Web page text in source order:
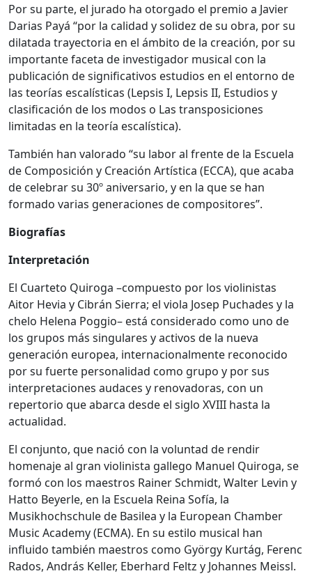
Por su parte, el jurado ha otorgado el premio a Javier
Darias Payá “por la calidad y solidez de su obra, por su
dilatada trayectoria en el ámbito de la creación, por su
importante faceta de investigador musical con la
publicación de significativos estudios en el entorno de
las teorías escalísticas (Lepsis I, Lepsis II, Estudios y
clasificación de los modos o Las transposiciones
limitadas en la teoría escalística).
También han valorado “su labor al frente de la Escuela
de Composición y Creación Artística (ECCA), que acaba
de celebrar su 30º aniversario, y en la que se han
formado varias generaciones de compositores”.
Biografías
Interpretación
El Cuarteto Quiroga –compuesto por los violinistas
Aitor Hevia y Cibrán Sierra; el viola Josep Puchades y la
chelo Helena Poggio– está considerado como uno de
los grupos más singulares y activos de la nueva
generación europea, internacionalmente reconocido
por su fuerte personalidad como grupo y por sus
interpretaciones audaces y renovadoras, con un
repertorio que abarca desde el siglo XVIII hasta la
actualidad.
El conjunto, que nació con la voluntad de rendir
homenaje al gran violinista gallego Manuel Quiroga, se
formó con los maestros Rainer Schmidt, Walter Levin y
Hatto Beyerle, en la Escuela Reina Sofía, la
Musikhochschule de Basilea y la European Chamber
Music Academy (ECMA). En su estilo musical han
influido también maestros como György Kurtág, Ferenc
Rados, András Keller, Eberhard Feltz y Johannes Meissl.